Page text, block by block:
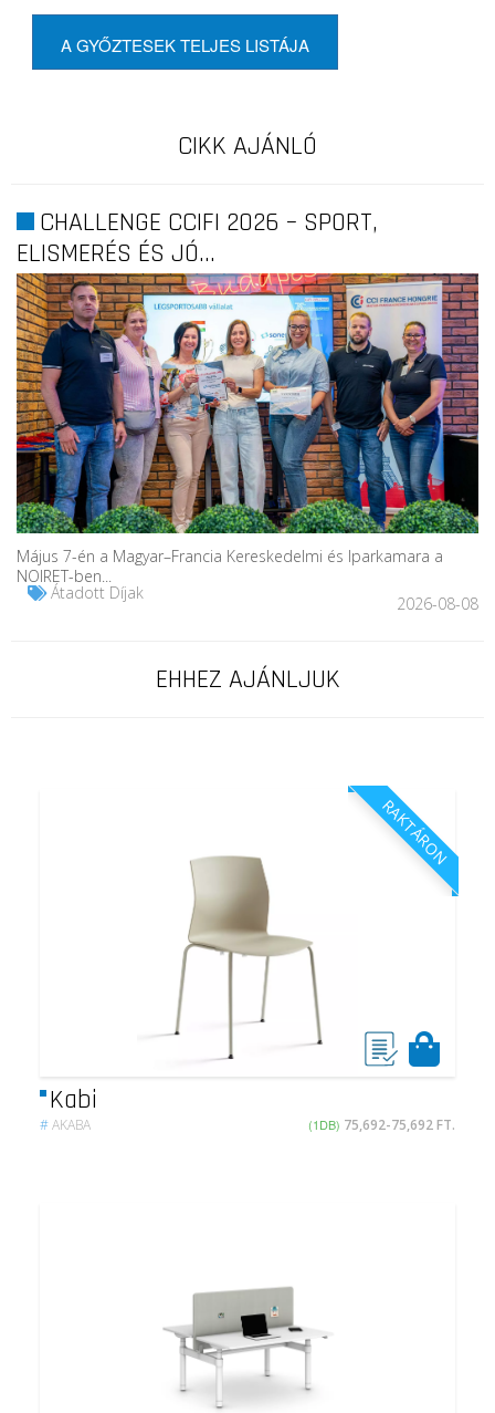
A GYŐZTESEK TELJES LISTÁJA
CIKK AJÁNLÓ
CHALLENGE CCIFI 2026 – SPORT,
ELISMERÉS ÉS JÓ...
Május 7-én a Magyar–Francia Kereskedelmi és Iparkamara a
NOIRET-ben...
Átadott Díjak
2026-08-08
EHHEZ AJÁNLJUK
RAKTÁRON
Kabi
#AKABA (1DB) 75,692-75,692 FT.